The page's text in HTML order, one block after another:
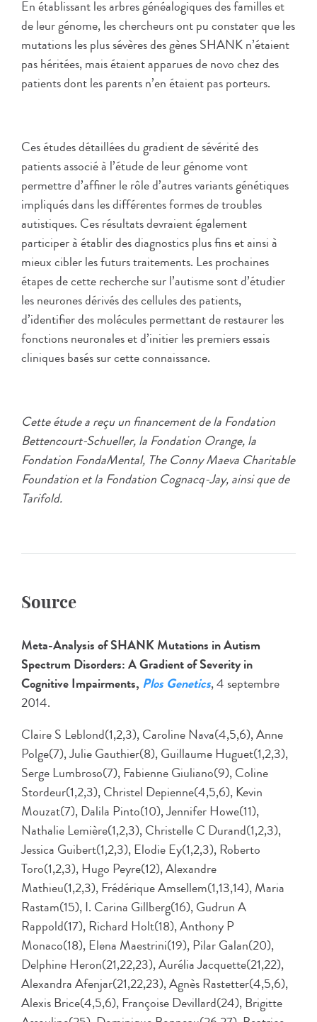
En établissant les arbres généalogiques des familles et
de leur génome, les chercheurs ont pu constater que les
mutations les plus sévères des gènes SHANK n’étaient
pas héritées, mais étaient apparues de novo chez des
patients dont les parents n’en étaient pas porteurs.
Ces études détaillées du gradient de sévérité des
patients associé à l’étude de leur génome vont
permettre d’affiner le rôle d’autres variants génétiques
impliqués dans les différentes formes de troubles
autistiques. Ces résultats devraient également
participer à établir des diagnostics plus fins et ainsi à
mieux cibler les futurs traitements. Les prochaines
étapes de cette recherche sur l’autisme sont d’étudier
les neurones dérivés des cellules des patients,
d’identifier des molécules permettant de restaurer les
fonctions neuronales et d’initier les premiers essais
cliniques basés sur cette connaissance.
Cette étude a reçu un financement de la Fondation
Bettencourt-Schueller, la Fondation Orange, la
Fondation FondaMental, The Conny Maeva Charitable
Foundation et la Fondation Cognacq-Jay, ainsi que de
Tarifold.
Source
Meta-Analysis of SHANK Mutations in Autism
Spectrum Disorders: A Gradient of Severity in
Cognitive Impairments, Plos Genetics, 4 septembre
2014.
Claire S Leblond(1,2,3), Caroline Nava(4,5,6), Anne
Polge(7), Julie Gauthier(8), Guillaume Huguet(1,2,3),
Serge Lumbroso(7), Fabienne Giuliano(9), Coline
Stordeur(1,2,3), Christel Depienne(4,5,6), Kevin
Mouzat(7), Dalila Pinto(10), Jennifer Howe(11),
Nathalie Lemière(1,2,3), Christelle C Durand(1,2,3),
Jessica Guibert(1,2,3), Elodie Ey(1,2,3), Roberto
Toro(1,2,3), Hugo Peyre(12), Alexandre
Mathieu(1,2,3), Frédérique Amsellem(1,13,14), Maria
Rastam(15), I. Carina Gillberg(16), Gudrun A
Rappold(17), Richard Holt(18), Anthony P
Monaco(18), Elena Maestrini(19), Pilar Galan(20),
Delphine Heron(21,22,23), Aurélia Jacquette(21,22),
Alexandra Afenjar(21,22,23), Agnès Rastetter(4,5,6),
Alexis Brice(4,5,6), Françoise Devillard(24), Brigitte